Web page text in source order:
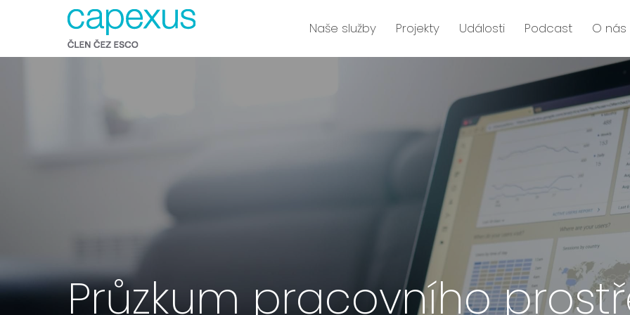
Naše služby Projekty Události Podcast O nás
Průzkum pracovního